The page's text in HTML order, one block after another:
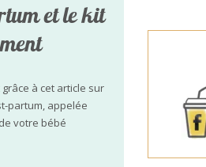
et le kit
à cet article sur
partum, appelée
votre bébé